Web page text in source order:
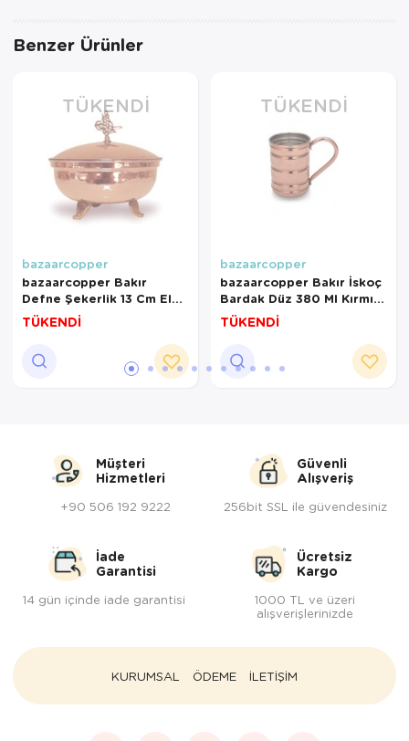
Benzer Ürünler
TÜKENDI
bazaarcopper
bazaarcopper Bakır
Defne Şekerlik 13 Cm El
Dövme Kırmızı
bazaarcopper5753-1
TÜKENDİ
TÜKENDI
bazaarcopper
bazaarcopper Bakır İskoç
Bardak Düz 380 Ml Kırmızı
bazaarcopper0489-1
TÜKENDİ
Müşteri
Hizmetleri
+90 506 192 9222
Güvenli
Alışveriş
256bit SSL ile güvendesiniz
İade
Garantisi
14 gün içinde iade garantisi
Ücretsiz
Kargo
1000 TL ve üzeri
alışverişlerinizde
KURUMSAL ÖDEME İLETİŞİM